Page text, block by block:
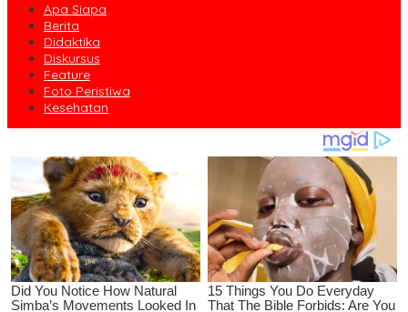
Apa Siapa
Berita
Didaktika
Diskursus
Feature
Foto Peristiwa
Kesehatan